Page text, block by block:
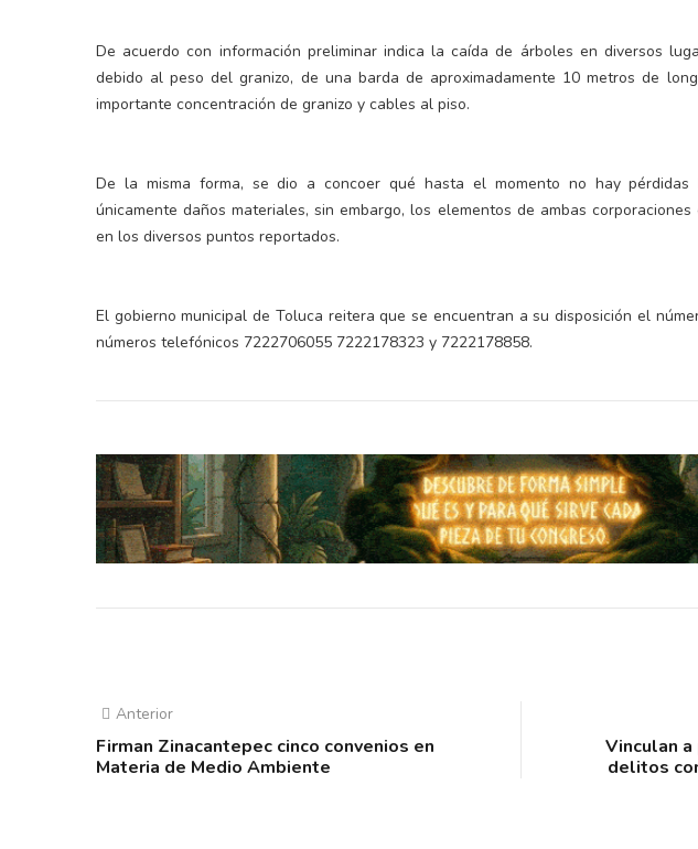
De acuerdo con información preliminar indica la caída de árboles en diversos
debido al peso del granizo, de una barda de aproximadamente 10 metros de
importante concentración de granizo y cables al piso.
De la misma forma, se dio a concoer qué hasta el momento no hay pérdidas
únicamente daños materiales, sin embargo, los elementos de ambas
en los diversos puntos reportados.
El gobierno municipal de Toluca reitera que se encuentran a su disposición el
números telefónicos 7222706055 7222178323 y 7222178858.
Anterior
Firman Zinacantepec cinco convenios en
Materia de Medio Ambiente
Vinculan
delitos